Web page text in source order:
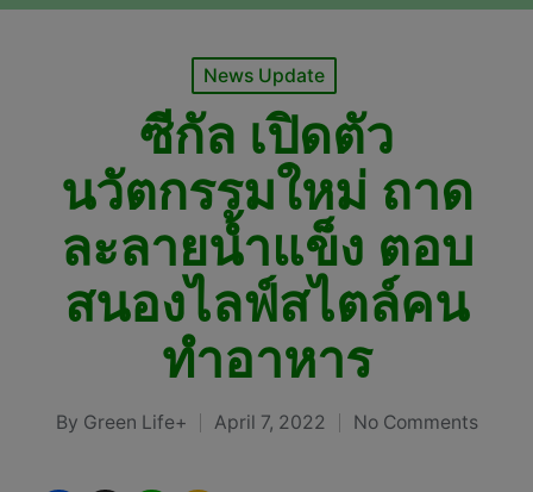
Posted
News Update
ซีกัล เปิดตัว
นวัตกรรมใหม่ ถาด
ละลายน้ำแข็ง ตอบ
สนองไลฟ์สไตล์คน
ทำอาหาร
Posted
By Green Life+ April 7, 2022 No Comments